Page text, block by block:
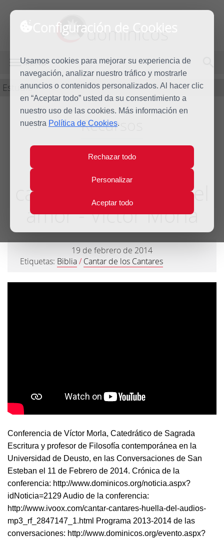
Configuración de Cookies
Usamos cookies para mejorar su experiencia de
navegación, analizar nuestro tráfico y mostrarle
anuncios o contenidos personalizados. Al hacer clic
en “Aceptar todo” usted da su consentimiento a
nuestro uso de las cookies. Más información en
nuestra Política de Cookies.
Rechazar todo
Personalizar
Aceptar todo
dominicos
MENÚ
Estudio
Recursos
El cantar de los
cantares: la huella del
amor - Victor Morla
19 de febrero de 2014
Etiquetas: Biblia/Cantar de los Cantares
Conferencia de Víctor Morla, Catedrático de Sagrada
Escritura y profesor de Filosofía contemporánea en la
Universidad de Deusto, en las Conversaciones de San
Esteban el 11 de Febrero de 2014. Crónica de la
conferencia: http://www.dominicos.org/noticia.aspx?
idNoticia=2129 Audio de la conferencia:
http://www.ivoox.com/cantar-cantares-huella-del-audios-
mp3_rf_2847147_1.html Programa 2013-2014 de las
conversaciones: http://www.dominicos.org/evento.aspx?